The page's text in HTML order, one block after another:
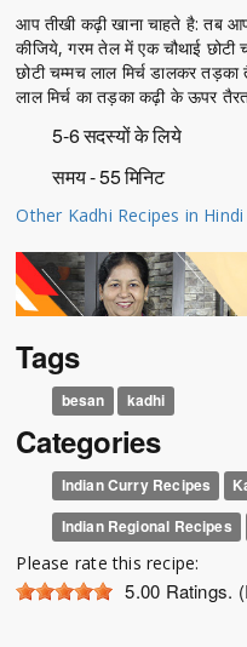
आप तीखी कढ़ी खाना चाहते है: तब
कीजिये, गरम तेल में एक चौथाई छोटी
छोटी चम्मच लाल मिर्च डालकर
लाल मिर्च का तड़का कढ़ी के ऊपर
5-6 सदस्यों के लिये
समय - 55 मिनिट
Other Kadhi Recipes in Hindi
Tags
besan kadhi
Categories
Indian Curry Recipes
Indian Regional Recipes
Please rate this recipe:
5.00 Ratings.